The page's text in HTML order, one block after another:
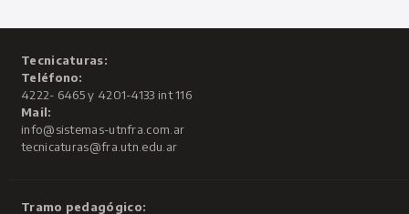
Tecnicaturas:
Teléfono:
4222- 6465 y 4201-4133 int 116
Mail:
info@sistemas-utnfra.com.ar
tecnicaturas@fra.utn.edu.ar
Tramo pedagógico: